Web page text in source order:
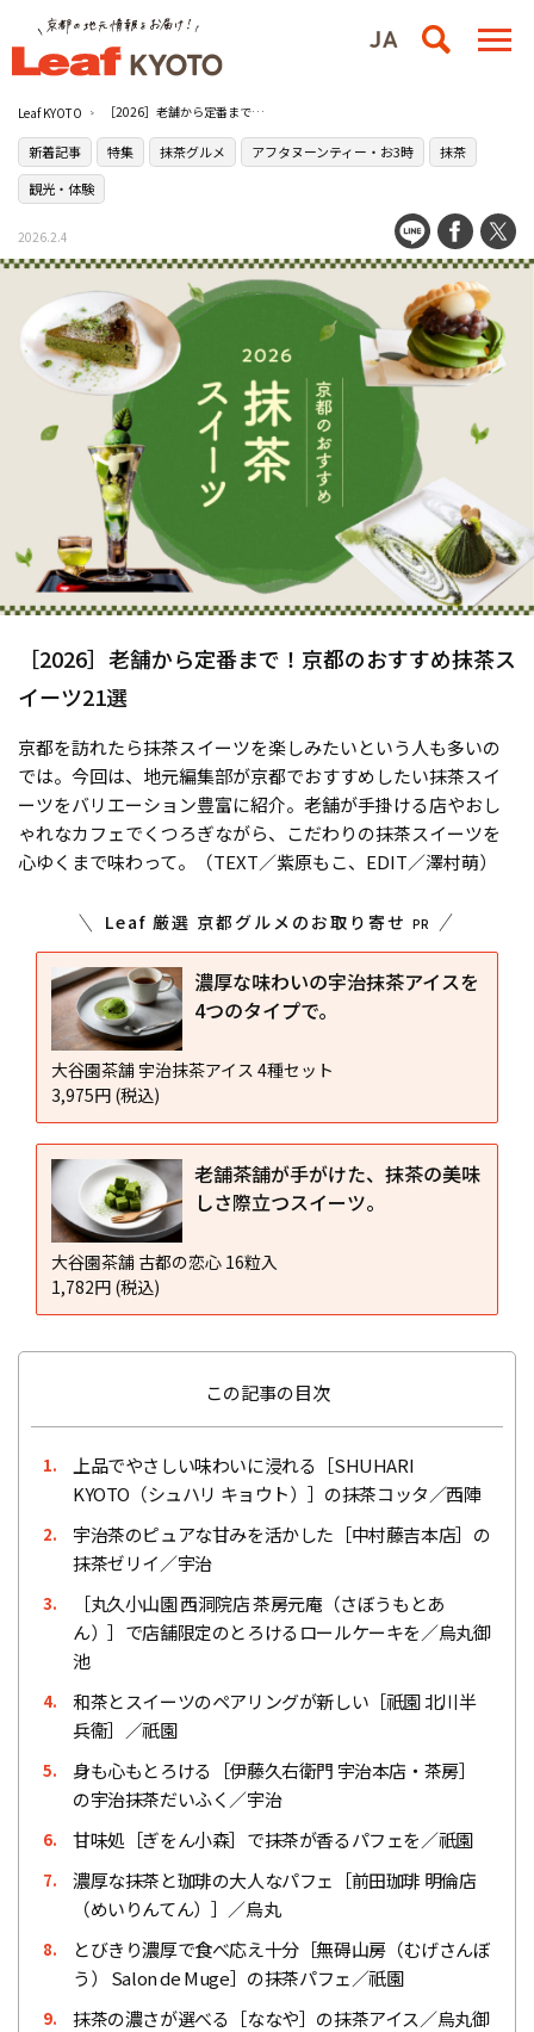
Leaf KYOTO ［2026］老舗から定番まで！京都のおすすめ抹茶スイーツ21選
新着記事 特集 抹茶グルメ アフタヌーンティー・お3時
抹茶
観光・体験
2026.2.4
［2026］老舗から定番まで！京都のおすすめ抹茶ス
イーツ21選
京都を訪れたら抹茶スイーツを楽しみたいという人も多いの
では。今回は、地元編集部が京都でおすすめしたい抹茶スイ
ーツをバリエーション豊富に紹介。老舗が手掛ける店やおし
ゃれなカフェでくつろぎながら、こだわりの抹茶スイーツを
心ゆくまで味わって。（TEXT／紫原もこ、EDIT／澤村萌）
Leaf 厳選 京都グルメのお取り寄せ PR
濃厚な味わいの宇治抹茶アイスを
4つのタイプで。
大谷園茶舗 宇治抹茶アイス 4種セット
3,975円 (税込)
老舗茶舗が手がけた、抹茶の美味
しさ際立つスイーツ。
大谷園茶舗 古都の恋心 16粒入
1,782円 (税込)
この記事の目次
1.
上品でやさしい味わいに浸れる［SHUHARI
KYOTO（シュハリ キョウト）］の抹茶コッタ／西陣
2.
宇治茶のピュアな甘みを活かした［中村藤吉本店］の
抹茶ゼリイ／宇治
3.
［丸久小山園 西洞院店 茶房元庵（さぼうもとあ
ん）］で店舗限定のとろけるロールケーキを／烏丸御
池
4.
和茶とスイーツのペアリングが新しい［祇園 北川半
兵衞］／祇園
5.
身も心もとろける［伊藤久右衛門 宇治本店・茶房］
の宇治抹茶だいふく／宇治
6. 甘味処［ぎをん小森］で抹茶が香るパフェを／祇園
7.
濃厚な抹茶と珈琲の大人なパフェ［前田珈琲 明倫店
（めいりんてん）］／烏丸
8.
とびきり濃厚で食べ応え十分［無碍山房（むげさんぼ
う） Salon de Muge］の抹茶パフェ／祇園
9.
抹茶の濃さが選べる［ななや］の抹茶アイス／烏丸御